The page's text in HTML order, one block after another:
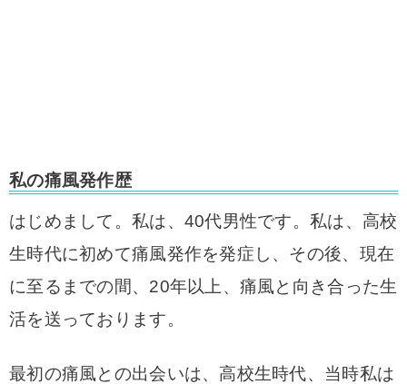
私の痛風発作歴
はじめまして。私は、40代男性です。私は、高校
生時代に初めて痛風発作を発症し、その後、現在
に至るまでの間、20年以上、 痛風と向き合った生
活を送っております。
最初の痛風との出会いは、高校生時代、当時私は